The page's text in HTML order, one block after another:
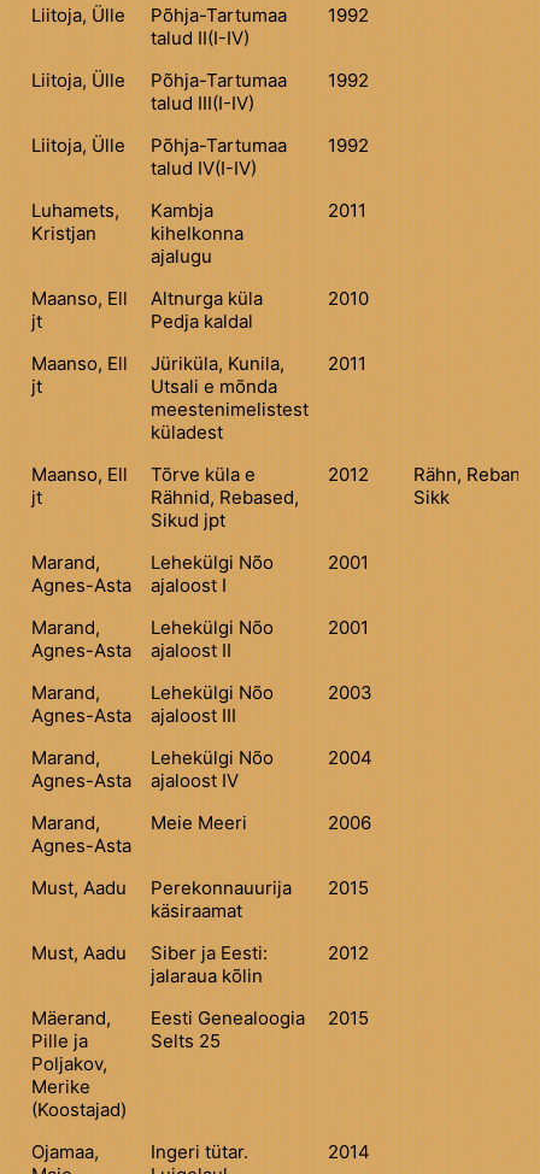
Liitoja, Ülle
Põhja-Tartumaa
talud II(I-IV)
1992
Liitoja, Ülle
Põhja-Tartumaa
talud III(I-IV)
1992
Liitoja, Ülle
Põhja-Tartumaa
talud IV(I-IV)
1992
Luhamets,
Kristjan
Kambja
kihelkonna
ajalugu
2011
Maanso, Ell
jt
Altnurga küla
Pedja kaldal
2010
Maanso, Ell
jt
Jüriküla, Kunila,
Utsali e mõnda
meestenimelistest
küladest
2011
Maanso, Ell
jt
Tõrve küla e
Rähnid, Rebased,
Sikud jpt
2012
Rähn, Rebane,
Sikk
Marand,
Agnes-Asta
Lehekülgi Nõo
ajaloost I
2001
Marand,
Agnes-Asta
Lehekülgi Nõo
ajaloost II
2001
Marand,
Agnes-Asta
Lehekülgi Nõo
ajaloost III
2003
Marand,
Agnes-Asta
Lehekülgi Nõo
ajaloost IV
2004
Marand,
Agnes-Asta
Meie Meeri 2006
Must, Aadu
Perekonnauurija
käsiraamat
2015
Must, Aadu
Siber ja Eesti:
jalaraua kõlin
2012
Mäerand,
Pille ja
Poljakov,
Merike
(Koostajad)
Eesti Genealoogia
Selts 25
2015
Ojamaa,
Ingeri tütar.
2014